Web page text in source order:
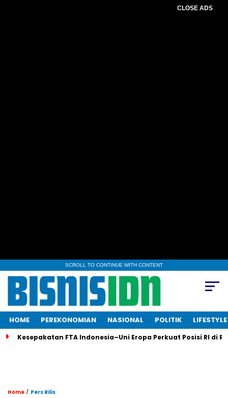
CLOSE ADS
SCROLL TO CONTINUE WITH CONTENT
HOME PEREKONOMIAN NASIONAL POLITIK LIFESTYLE
Kesepakatan FTA Indonesia–Uni Eropa Perkuat Posisi RI di
Home / Pers Rilis